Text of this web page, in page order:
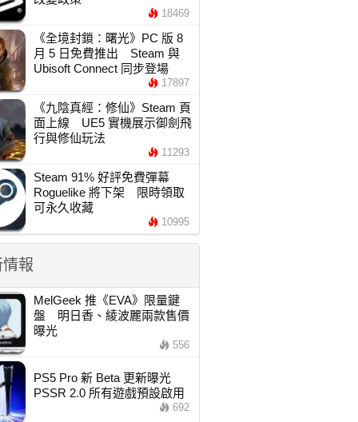
18469
《全境封鎖：曙光》PC 版 8
月 5 日免費推出 Steam 與
Ubisoft Connect 同步登場
17897
《九陰真經：修仙》Steam 頁
面上線 UE5 實機展示御劍飛
行與修仙玩法
11293
Steam 91% 好評免費彈幕
Roguelike 將下架 限時領取
可永久收藏
10995
報
MelGeek 推《EVA》限量鍵
盤 明日香、綾波麗兩款售價
曝光
556
PS5 Pro 新 Beta 更新曝光
PSSR 2.0 所有遊戲預設啟用
692